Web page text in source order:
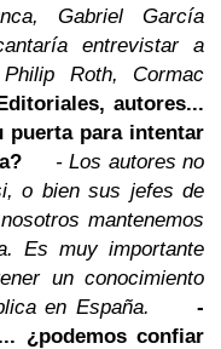
Gabriel García
entrevistar a
Roth, Cormac
autores...
puerta para intentar
- Los autores no
o bien sus jefes de
mantenemos
Es muy importante
un conocimiento
en España.
-
¿podemos confiar